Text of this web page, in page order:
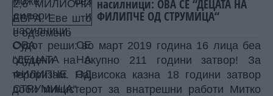
насилници: ОВА СЕ “ДЕЦАТА НА
ФИЛИПЧЕ ОД СТРУМИЦА“
Судот реши: во март 2019 година 16 лица беа
осудени на вкупно 211 години затвор! За
тероризам. Највисока казна 18 години затвор
доби министерот за внатрешни работи Митко